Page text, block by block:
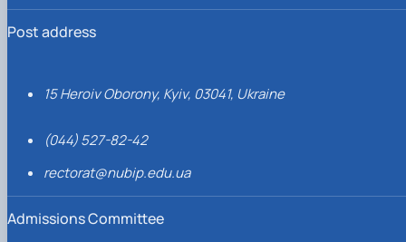
Post address
15 Heroiv Oborony, Kyiv, 03041, Ukraine
(044) 527-82-42
rectorat@nubip.edu.ua
Admissions Committee